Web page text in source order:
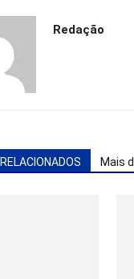
Redação
Mais